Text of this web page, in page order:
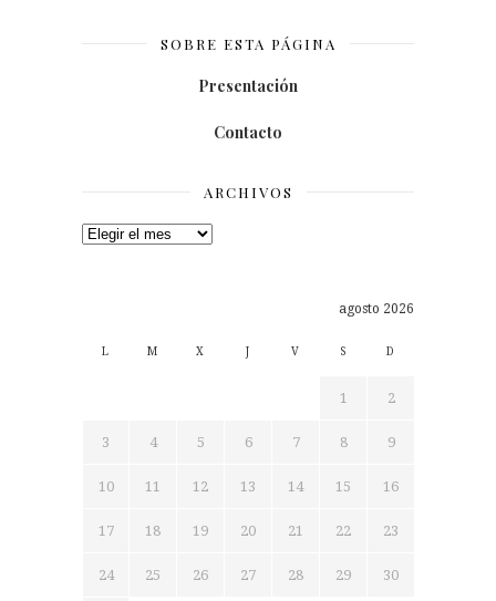
SOBRE ESTA PÁGINA
Presentación
Contacto
ARCHIVOS
Archivos
agosto 2026
L M X J V S D
1 2
3 4 5 6 7 8 9
10 11 12 13 14 15 16
17 18 19 20 21 22 23
24 25 26 27 28 29 30